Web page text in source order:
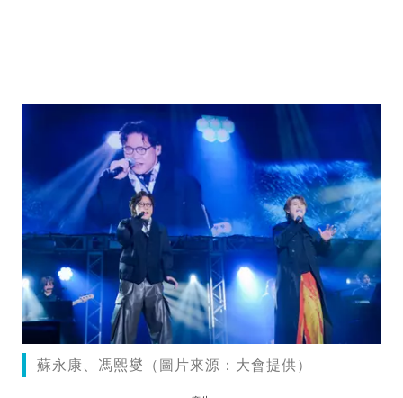
蘇永康、馮熙燮（圖片來源：大會提供）